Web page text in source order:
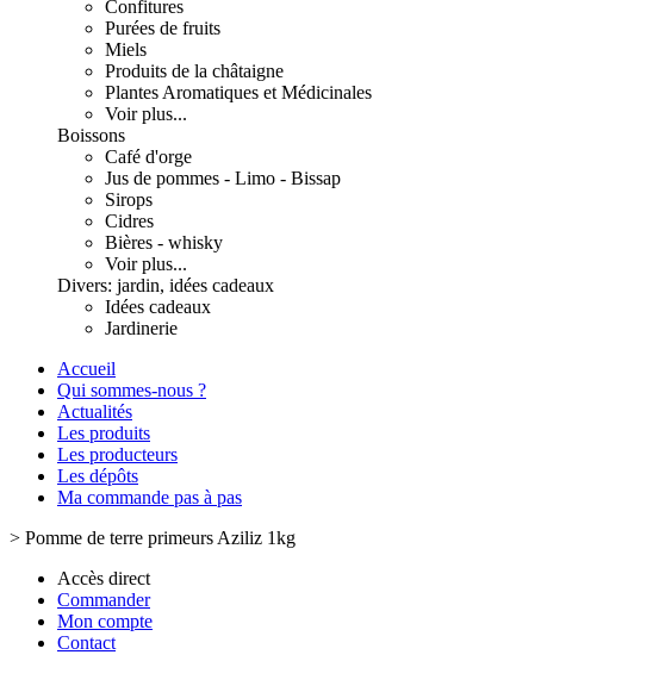
Confitures
Purées de fruits
Miels
Produits de la châtaigne
Plantes Aromatiques et Médicinales
Voir plus...
Boissons
Café d'orge
Jus de pommes - Limo - Bissap
Sirops
Cidres
Bières - whisky
Voir plus...
Divers: jardin, idées cadeaux
Idées cadeaux
Jardinerie
Accueil
Qui sommes-nous ?
Actualités
Les produits
Les producteurs
Les dépôts
Ma commande pas à pas
> Pomme de terre primeurs Aziliz 1kg
Accès direct
Commander
Mon compte
Contact